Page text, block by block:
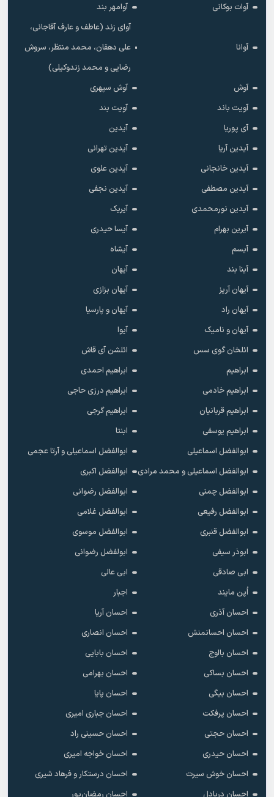
آوات بوکانی
آوامهر بند
آوانا
آوای زند (عاطف و عارف آقاجانی،
علی دهقان، محمد منتظر، سروش
رضایی و محمد زندوکیلی)
آوش
آوش سپهری
آویت باند
آویت بند
آی پوریا
آیدین
آیدین آریا
آیدین تهرانی
آیدین خانجانی
آیدین علوی
آیدین مصطفی
آیدین نجفی
آیدین نورمحمدی
آیریک
آیرین بهرام
آیسا حیدری
آیسم
آیشاه
آینا بند
آیهان
آیهان آریز
آیهان بزازی
آیهان راد
آیهان و پارسیا
آیهان و نامیک
آیوا
ائلخان گوی سس
ائلشن آی قاش
ابراهیم
ابراهیم احمدی
ابراهیم خادمی
ابراهیم درزی حاجی
ابراهیم قربانیان
ابراهیم گرجی
ابراهیم یوسفی
ابنتا
ابوالفضل اسماعیلی
ابوالفضل اسماعیلی و آرتا عجمی
ابوالفضل اسماعیلی و محمد مرادی
ابوالفضل اکبری
ابوالفضل چمنی
ابوالفضل رضوانی
ابوالفضل رفیعی
ابوالفضل غلامی
ابوالفضل قنبری
ابوالفضل موسوی
ابوذر سیفی
ابولفضل رضوانی
ابی صادقی
ابی عالی
اُپن مایند
اجبار
احسان آذری
احسان آریا
احسان احسانمنش
احسان انصاری
احسان بااوج
احسان بابایی
احسان بساکی
احسان بهرامی
احسان بیگی
احسان پایا
احسان پرفکت
احسان جباری امیری
احسان حجتی
احسان حسینی راد
احسان حیدری
احسان خواجه امیری
احسان خوش سیرت
احسان درستکار و فرهاد شیرى
احسان دریادل
احسان رمضان‌پور